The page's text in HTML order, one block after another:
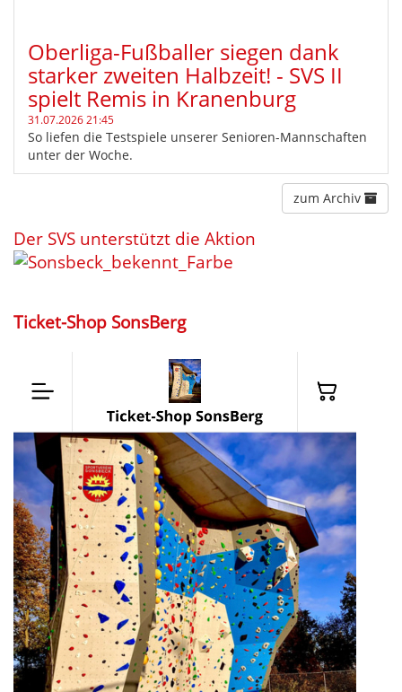
Oberliga-Fußballer siegen dank
starker zweiten Halbzeit! - SVS II
spielt Remis in Kranenburg
31.07.2026 21:45
So liefen die Testspiele unserer Senioren-Mannschaften
unter der Woche.
zum Archiv
Der SVS unterstützt die Aktion
Ticket-Shop SonsBerg